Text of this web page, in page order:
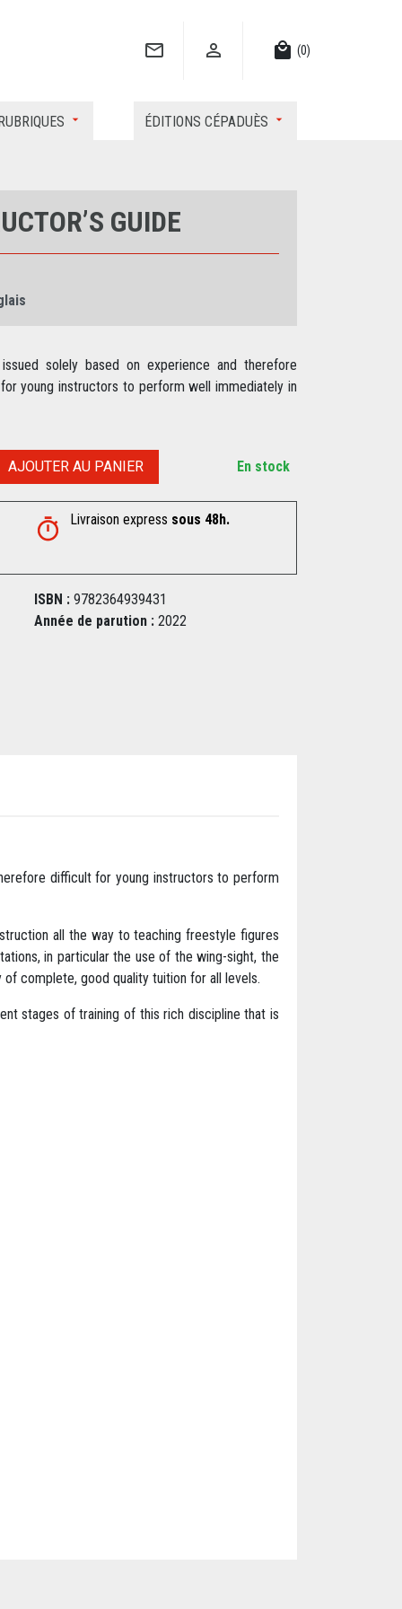
  local_mall (0)
ÉDITIONS CÉPADUÈS
GUIDE
solely based on experience and therefore
young instructors to perform well immediately in
AJOUTER AU PANIER En stock
Livraison express sous 48h.
ISBN : 9782364939431
Année de parution : 2022
difficult for young instructors to perform
all the way to teaching freestyle figures
in particular the use of the wing-sight, the
complete, good quality tuition for all levels.
stages of training of this rich discipline that is